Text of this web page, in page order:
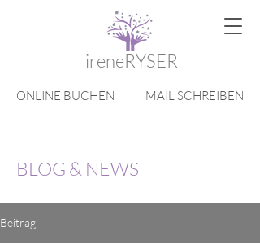
ireneRYSER
ONLINE BUCHEN MAIL SCHREIBEN
BLOG & NEWS
Beitrag